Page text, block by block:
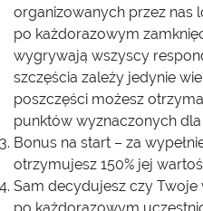
organizowanych przez nas
po każdorazowym
wygrywają wszyscy
szczęścia zależy jedynie
poszczęści możesz
punktów wyznaczonych dla
Bonus na start – za
otrzymujesz 150% jej
Sam decydujesz czy